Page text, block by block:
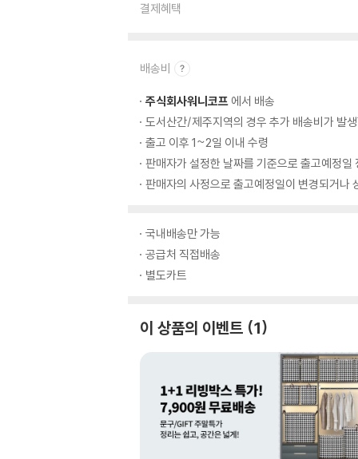
결제혜택
배송비
주식회사워니코프 에서 배송
도서산간/제주지역의 경우 추가 배송비가 발
출고 이후 1~2일 이내 수령
판매자가 설정한 날짜를 기준으로 출고예정일
판매자의 사정으로 출고예정일이 변경되거나
국내배송만 가능
공급처 직접배송
별도카트
이 상품의 이벤트 1